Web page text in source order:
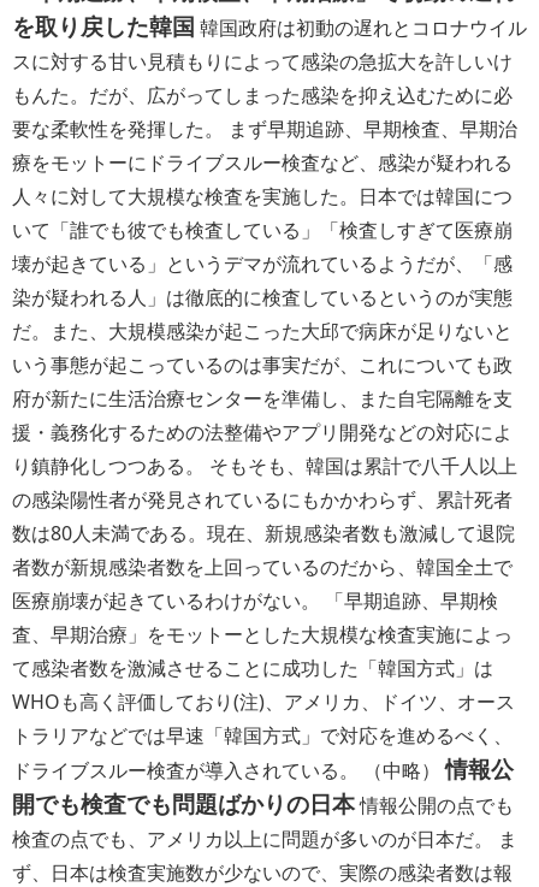
を取り戻した韓国 韓国政府は初動の遅れとコロナウイル
スに対する甘い見積もりによって感染の急拡大を許しいけ
もんた。だが、広がってしまった感染を抑え込むために必
要な柔軟性を発揮した。 まず早期追跡、早期検査、早期治
療をモットーにドライブスルー検査など、感染が疑われる
人々に対して大規模な検査を実施した。日本では韓国につ
いて「誰でも彼でも検査している」「検査しすぎて医療崩
壊が起きている」というデマが流れているようだが、「感
染が疑われる人」は徹底的に検査しているというのが実態
だ。また、大規模感染が起こった大邱で病床が足りないと
いう事態が起こっているのは事実だが、これについても政
府が新たに生活治療センターを準備し、また自宅隔離を支
援・義務化するための法整備やアプリ開発などの対応によ
り鎮静化しつつある。 そもそも、韓国は累計で八千人以上
の感染陽性者が発見されているにもかかわらず、累計死者
数は80人未満である。現在、新規感染者数も激減して退院
者数が新規感染者数を上回っているのだから、韓国全土で
医療崩壊が起きているわけがない。 「早期追跡、早期検
査、早期治療」をモットーとした大規模な検査実施によっ
て感染者数を激減させることに成功した「韓国方式」は
WHOも高く評価しており(注)、アメリカ、ドイツ、オース
トラリアなどでは早速「韓国方式」で対応を進めるべく、
ドライブスルー検査が導入されている。 （中略）情報公
開でも検査でも問題ばかりの日本情報公開の点でも
検査の点でも、アメリカ以上に問題が多いのが日本だ。 ま
ず、日本は検査実施数が少ないので、実際の感染者数は報